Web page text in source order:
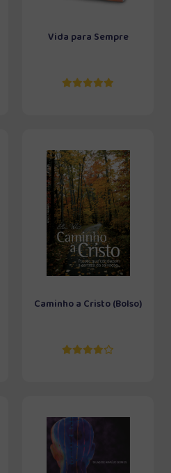
Vida para Sempre
Caminho a Cristo (Bolso)